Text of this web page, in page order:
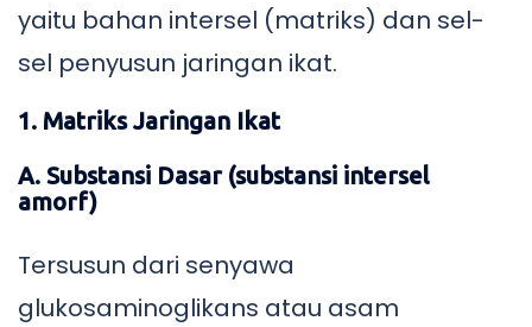
yaitu bahan intersel (matriks) dan sel-
sel penyusun jaringan ikat.
1. Matriks Jaringan Ikat
A. Substansi Dasar (substansi intersel
amorf)
Tersusun dari senyawa
glukosaminoglikans atau asam